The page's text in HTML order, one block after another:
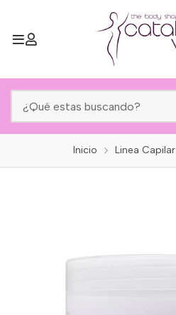
Inicio Linea Capilar